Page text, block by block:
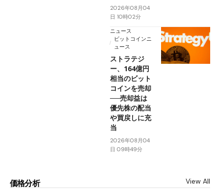
2026年08月04
日 10時02分
ニュース
ビットコインニ
ュース
ストラテジ
ー、164億円
相当のビット
コインを売却
──売却益は
優先株の配当
や買戻しに充
当
2026年08月04
日 09時49分
価格分析 View All